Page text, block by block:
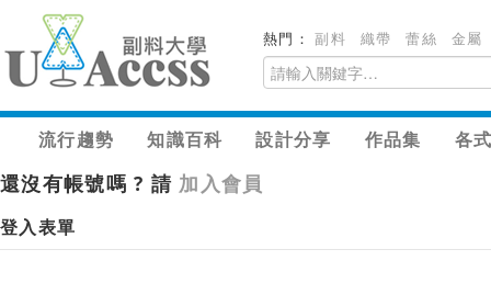
熱門：副料 織帶 蕾絲 金屬
流行趨勢 知識百科 設計分享 作品集 各
還沒有帳號嗎 ? 請 加入會員
登入表單